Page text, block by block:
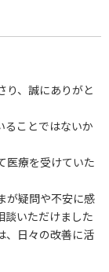
り、誠にありがと
ることではないか
医療を受けていた
が疑問や不安に感
談いただけました
、日々の改善に活